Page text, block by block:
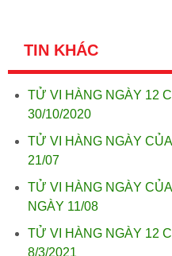
TIN KHÁC
TỬ VI HÀNG NGÀY 12
30/10/2020
TỬ VI HÀNG NGÀY
21/07
TỬ VI HÀNG NGÀY
NGÀY 11/08
TỬ VI HÀNG NGÀY 12
8/3/2021